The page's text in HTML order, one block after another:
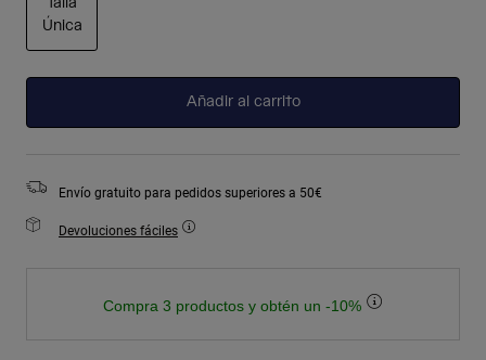
Única
Añadir al carrito
Envío gratuito para pedidos superiores a 50€
Devoluciones fáciles
Compra 3 productos y obtén un -10%